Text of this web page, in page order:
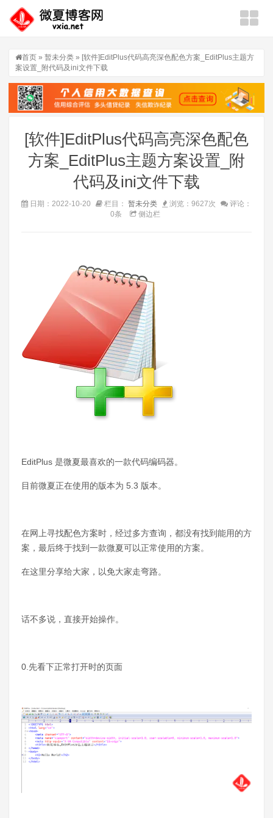
首页 » 暂未分类 » [软件]EditPlus代码高亮深色配色方案_EditPlus主题方
案设置_附代码及ini文件下载
[软件]EditPlus代码高亮深色配色
方案_EditPlus主题方案设置_附
代码及ini文件下载
日期：2022-10-20 栏目： 暂未分类 浏览：9627次
评论：
0条
侧边栏
EditPlus 是微夏最喜欢的一款代码编码器。
目前微夏正在使用的版本为 5.3 版本。
在网上寻找配色方案时，经过多方查询，都没有找到能用的方
案，最后终于找到一款微夏可以正常使用的方案。
在这里分享给大家，以免大家走弯路。
话不多说，直接开始操作。
0.先看下正常打开时的页面